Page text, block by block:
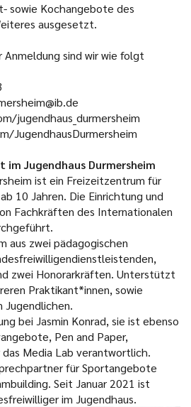
sowie Kochangebote des
ausgesetzt.
Anmeldung sind wir wie folgt
jugendhaus_durmersheim
JugendhausDurmersheim
im Jugendhaus Durmersheim
ist ein Freizeitzentrum für
10 Jahren. Die Einrichtung und
Fachkräften des Internationalen
aus zwei pädagogischen
zwei Honorarkräften. Unterstützt
Praktikant*innen, sowie
bei Jasmin Konrad, sie ist ebenso
Pen and Paper,
Media Lab verantwortlich.
für Sportangebote
Seit Januar 2021 ist
im Jugendhaus.